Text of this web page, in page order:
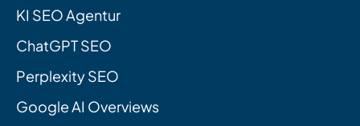
KI SEO Agentur
ChatGPT SEO
Perplexity SEO
Google AI Overviews